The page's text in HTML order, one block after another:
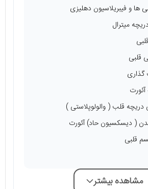
ها و فیبریلاسیون دهلیزی
میترال
قلبی
گذاری
دریچه قلب ( والولوپلاستی )
( دیسکسیون حاد) آئورت
قلبی
مشاهده بیشتر